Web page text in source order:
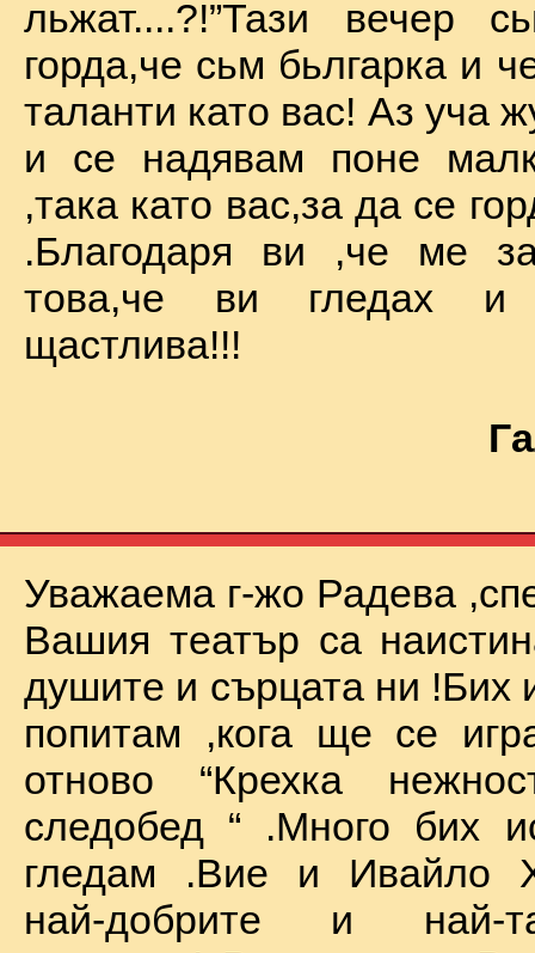
льжат....?!”Тази вечер
горда,че сьм бьлгарка и
таланти като вас! Аз уча
и се надявам поне
,така като вас,за да се
.Благодаря ви ,че ме
това,че ви гледах
щастлива!!!
Уважаема г-жо Радева
Вашия театър са
душите и сърцата ни !Бих
попитам ,кога ще се
отново “Крехка
следобед “ .Много бих
гледам .Вие и Ивайло
най-добрите и най-